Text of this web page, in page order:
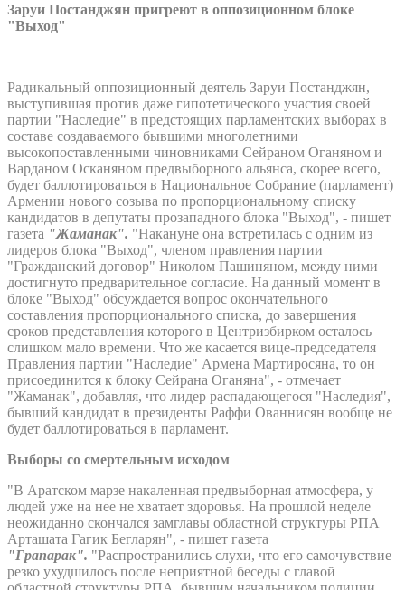
Заруи Постанджян пригреют в оппозиционном блоке
"Выход"
Радикальный оппозиционный деятель Заруи Постанджян,
выступившая против даже гипотетического участия своей
партии "Наследие" в предстоящих парламентских выборах в
составе создаваемого бывшими многолетними
высокопоставленными чиновниками Сейраном Оганяном и
Варданом Осканяном предвыборного альянса, скорее всего,
будет баллотироваться в Национальное Собрание (парламент)
Армении нового созыва по пропорциональному списку
кандидатов в депутаты прозападного блока "Выход", - пишет
газета "Жаманак". "Накануне она встретилась с одним из
лидеров блока "Выход", членом правления партии
"Гражданский договор" Николом Пашиняном, между ними
достигнуто предварительное согласие. На данный момент в
блоке "Выход" обсуждается вопрос окончательного
составления пропорционального списка, до завершения
сроков представления которого в Центризбирком осталось
слишком мало времени. Что же касается вице-председателя
Правления партии "Наследие" Армена Мартиросяна, то он
присоединится к блоку Сейрана Оганяна", - отмечает
"Жаманак", добавляя, что лидер распадающегося "Наследия",
бывший кандидат в президенты Раффи Ованнисян вообще не
будет баллотироваться в парламент.
Выборы со смертельным исходом
"В Аратском марзе накаленная предвыборная атмосфера, у
людей уже на нее не хватает здоровья. На прошлой неделе
неожиданно скончался замглавы областной структуры РПА
Арташата Гагик Бегларян", - пишет газета
"Грапарак". "Распространились слухи, что его самочувствие
резко ухудшилось после неприятной беседы с главой